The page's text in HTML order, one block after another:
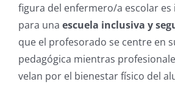
figura del enfermero/a escolar
para una escuela inclusiva y
que el profesorado se centre en
pedagógica mientras
velan por el bienestar físico del